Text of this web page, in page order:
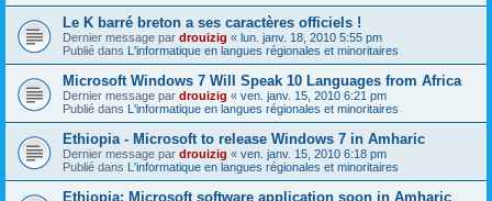
Le K barré breton a ses caractères officiels !
Dernier message par drouizig « lun. janv. 18, 2010 5:55 pm
Publié dans L'informatique en langues régionales et minoritaires
Microsoft Windows 7 Will Speak 10 Languages from Africa
Dernier message par drouizig « ven. janv. 15, 2010 6:21 pm
Publié dans L'informatique en langues régionales et minoritaires
Ethiopia - Microsoft to release Windows 7 in Amharic
Dernier message par drouizig « ven. janv. 15, 2010 6:18 pm
Publié dans L'informatique en langues régionales et minoritaires
Ethiopia: Microsoft software application soon in Amharic